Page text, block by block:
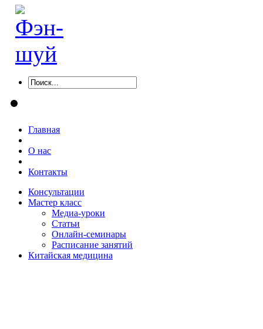
Главная
О нас
Контакты
Консультации
Мастер класс
Медиа-уроки
Статьи
Онлайн-семинары
Расписание занятий
Китайская медицина